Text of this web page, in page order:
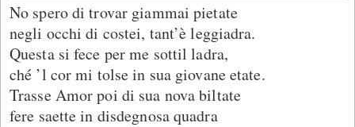
No spero di trovar giammai pietate
negli occhi di costei, tant’è leggiadra.
Questa si fece per me sottil ladra,
ché ’l cor mi tolse in sua giovane etate.
Trasse Amor poi di sua nova biltate
fere saette in disdegnosa quadra